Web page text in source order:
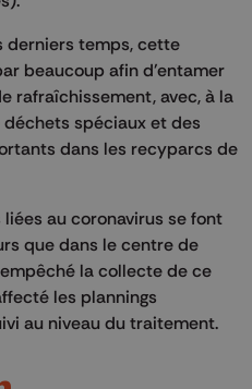
derniers temps, cette
beaucoup afin d'entamer
rafraîchissement, avec, à la
spéciaux et des
dans les recyparcs de
au coronavirus se font
que dans le centre de
la collecte de ce
les plannings
au niveau du traitement.